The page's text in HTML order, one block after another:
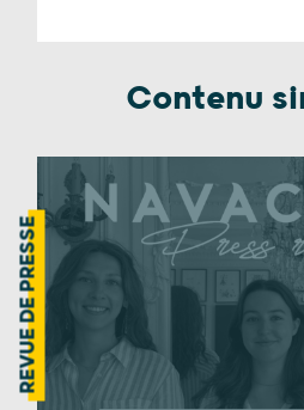
Contenu
REVUE DE PRESSE